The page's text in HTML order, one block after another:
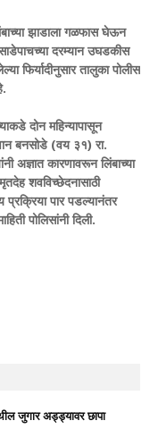
झाडाला गळफास घेऊन
दरम्यान उघडकीस
तालुका पोलीस
दोन महिन्यापासून
बनसोडे (वय ३१) रा.
अज्ञात कारणावरून लिंबाच्या
शवविच्छेदनासाठी
पार पडल्यानंतर
पोलिसांनी दिली.
जुगार अड्ड्यावर छापा